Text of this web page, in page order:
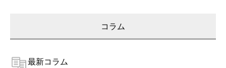
コラム
最新コラム